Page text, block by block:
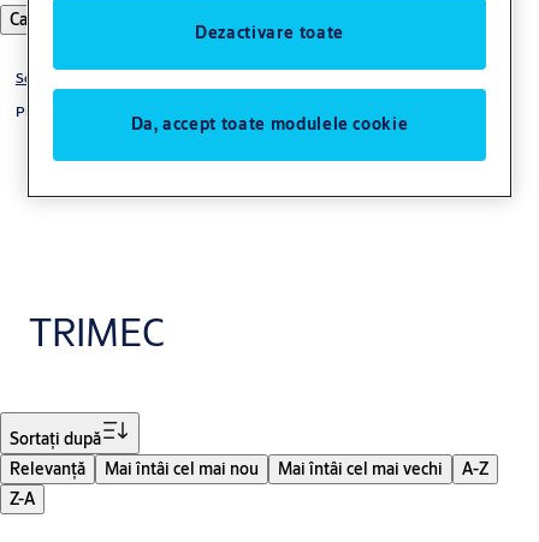
Caută
Soluții
Produse
TRIMEC
Sortaţi după
Relevanţă
Mai întâi cel mai nou Mai întâi cel mai vechi
A-Z
Z-A
Dezactivare toate
Da, accept toate modulele cookie